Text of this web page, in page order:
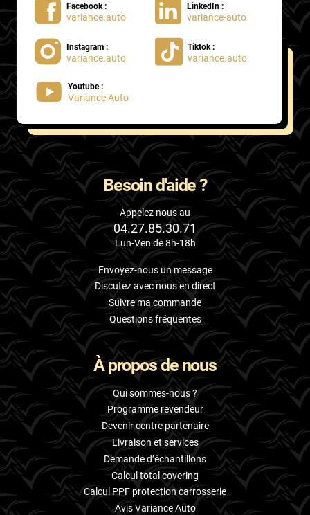
Facebook :
variance.auto
LinkedIn :
variance-auto
Instagram :
variance.auto
Tiktok :
variance.auto
Youtube :
Variance Auto
Besoin d'aide ?
Appelez nous au
04.27.85.30.71
Lun-Ven de 8h-18h
Envoyez-nous un message
Discutez avec nous en direct
Suivre ma commande
Questions fréquentes
À propos de nous
Qui sommes-nous ?
Programme revendeur
Devenir centre partenaire
Livraison et services
Demande d’échantillons
Calcul total covering
Calcul PPF protection carrosserie
Avis Variance Auto